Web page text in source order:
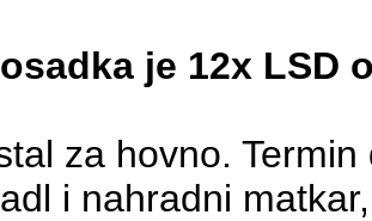
je 12x LSD
za hovno.
i nahradni